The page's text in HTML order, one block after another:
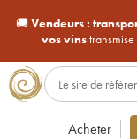
🚚Vendeurs :
vos vins
Acheter